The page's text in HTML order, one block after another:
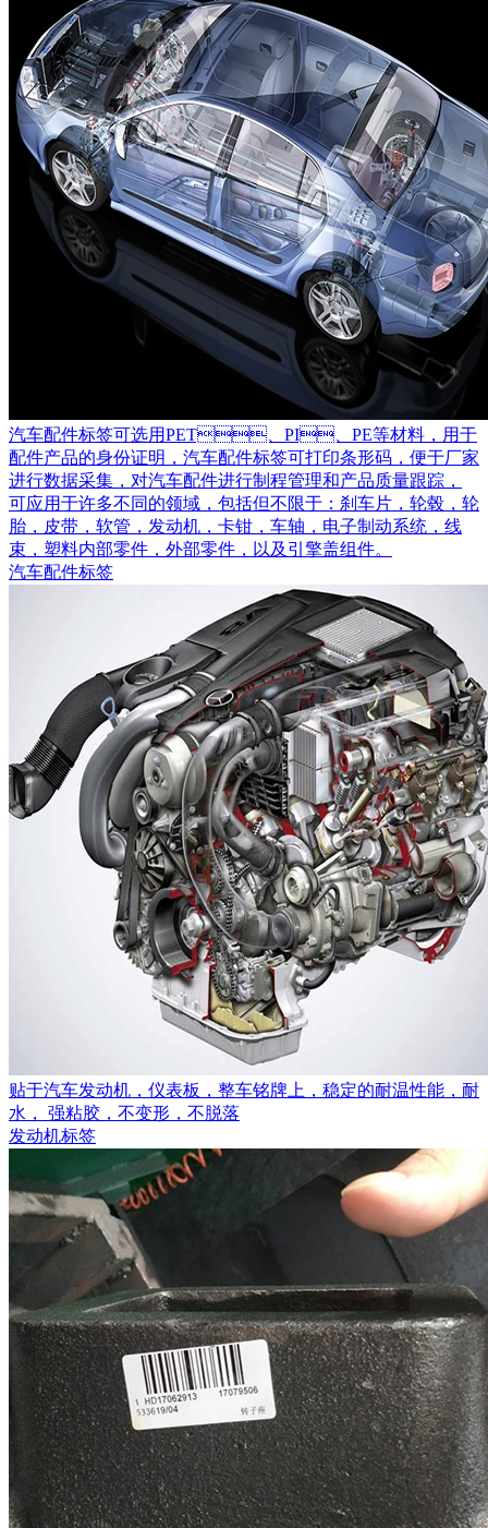
汽车配件标签可选用PET、PI、PE等材料，用于
配件产品的身份证明，汽车配件标签可打印条形码，便于厂家
进行数据采集，对汽车配件进行制程管理和产品质量跟踪，
可应用于许多不同的领域，包括但不限于：刹车片，轮毂，轮
胎，皮带，软管，发动机，卡钳，车轴，电子制动系统，线
束，塑料内部零件，外部零件，以及引擎盖组件。
汽车配件标签
贴于汽车发动机，仪表板，整车铭牌上，稳定的耐温性能，耐
水， 强粘胶，不变形，不脱落
发动机标签